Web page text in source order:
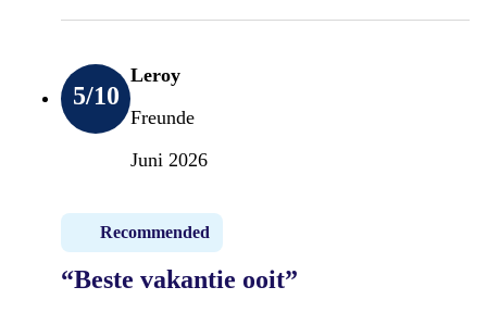
5/10
Leroy
Freunde
Juni 2026
Recommended
“Beste vakantie ooit”